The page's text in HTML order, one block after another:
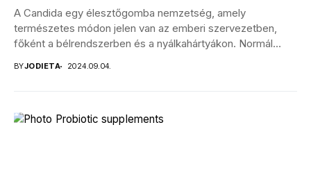
A Candida egy élesztőgomba nemzetség, amely
természetes módon jelen van az emberi szervezetben,
főként a bélrendszerben és a nyálkahártyákon. Normál
BYJODIETA 2024.09.04.